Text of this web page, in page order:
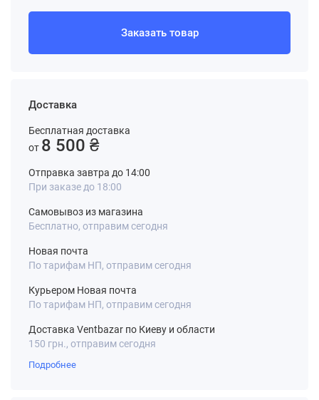
Доставка
Бесплатная доставка
от 8 500 ₴
Отправка завтра до 14:00
При заказе до 18:00
Самовывоз из магазина
Бесплатно, отправим сегодня
Новая почта
По тарифам НП, отправим сегодня
Курьером Новая почта
По тарифам НП, отправим сегодня
Доставка Ventbazar по Киеву и области
150 грн., отправим сегодня
Подробнее
Заказать товар